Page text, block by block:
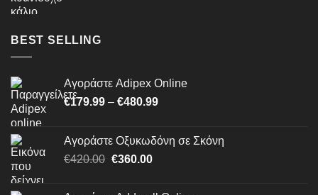
BEST SELLING
Αγοράστε Adipex Online
€179.99 – €480.99Price
through
Αγοράστε Οξυκωδόνη σε Σκόνη
€420.00 Original
€360.00Η